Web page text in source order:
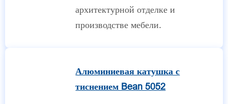
архитектурной отделке и
производстве мебели.
Алюминиевая катушка с
тиснением Bean 5052